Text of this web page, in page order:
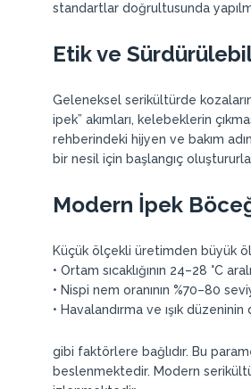
standartlar doğrultusunda
Etik ve
Geleneksel serikültürde
ipek” akımları, kelebeklerin
rehberindeki hijyen ve bakım
bir nesil için başlangıç
Modern İpek
Küçük ölçekli üretimden büyük
• Ortam sıcaklığının 24–28 °C
• Nispi nem oranının %70–80
• Havalandırma ve ışık
gibi faktörlere bağlıdır. Bu
beslenmektedir. Modern